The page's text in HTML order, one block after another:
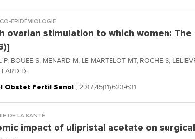
EPIDÉMIOLOGIE
ovarian stimulation to which women:
P, BOUEE S, MENARD M, LE MARTELOT MT, ROCHE S,
D.
Obstet Fertil Senol ; 2017;45(11):623-631
DE LA SANTÉ
impact of ulipristal acetate on